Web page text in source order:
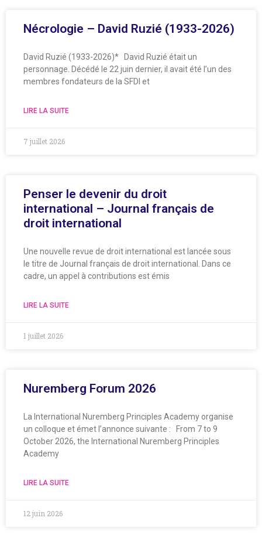
Nécrologie – David Ruzié (1933-2026)
David Ruzié (1933-2026)* David Ruzié était un
personnage. Décédé le 22 juin dernier, il avait été l’un des
membres fondateurs de la SFDI et
LIRE LA SUITE
7 juillet 2026
Penser le devenir du droit
international – Journal français de
droit international
Une nouvelle revue de droit international est lancée sous
le titre de Journal français de droit international. Dans ce
cadre, un appel à contributions est émis
LIRE LA SUITE
1 juillet 2026
Nuremberg Forum 2026
La International Nuremberg Principles Academy organise
un colloque et émet l’annonce suivante : From 7 to 9
October 2026, the International Nuremberg Principles
Academy
LIRE LA SUITE
12 juin 2026